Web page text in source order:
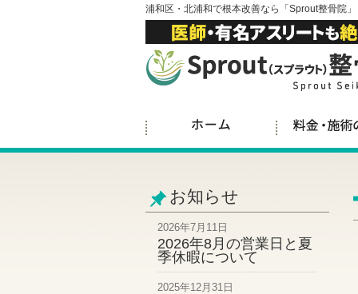
浦和区・北浦和で根本改善なら「Sprout整骨院」
お知らせ
2026年7月11日
2026年8月の営業日と夏
季休暇について
2025年12月31日